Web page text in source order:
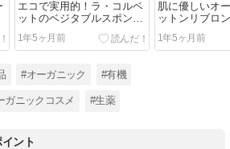
エコで実用的！ラ・コルベ
ットのベジタブルスポンジ
の魅力
1年5ヶ月前
肌に優しいオ
ットンリブロ
魅力
1年5ヶ月前
#オーガニック #有機
ガニックコスメ #生薬
ント